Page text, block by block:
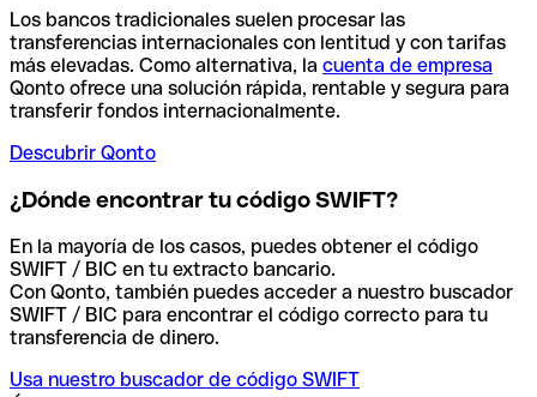
Los bancos tradicionales suelen procesar las
transferencias internacionales con lentitud y con tarifas
más elevadas. Como alternativa, la cuenta de empresa
Qonto ofrece una solución rápida, rentable y segura para
transferir fondos internacionalmente.
Descubrir Qonto
¿Dónde encontrar tu código SWIFT?
En la mayoría de los casos, puedes obtener el código
SWIFT / BIC en tu extracto bancario.
Con Qonto, también puedes acceder a nuestro buscador
SWIFT / BIC para encontrar el código correcto para tu
transferencia de dinero.
Usa nuestro buscador de código SWIFT